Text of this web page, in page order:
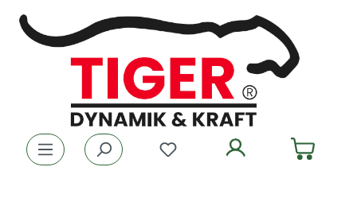
Zum Hauptinhalt springen
Du hast 0 Produkte auf